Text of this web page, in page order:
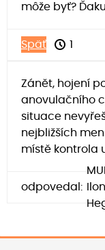
môže byť?
Späť 1
Zánět, hojení
anovulačního
situace
nejbližších
místě kontrola
odpovedal: